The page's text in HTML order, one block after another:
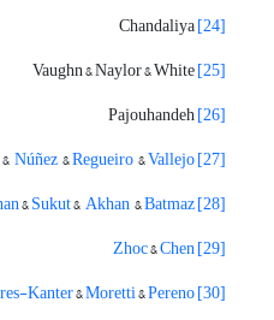
[24]
[25]
[26]
[27]
&Núñez&Regueiro&Vallejo
[28]
&Sukut&Akhan&Batmaz
[29]
Zhoc&Chen
[30]
Kanter&Moretti&Pereno